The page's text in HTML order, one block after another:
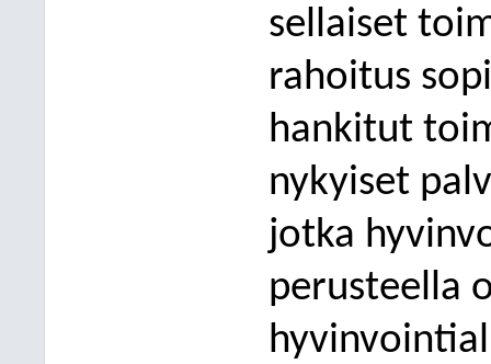
sellaiset
rahoitus
hankitut
nykyiset
jotka
perusteella